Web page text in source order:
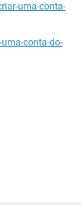
uma-conta-
conta-do-